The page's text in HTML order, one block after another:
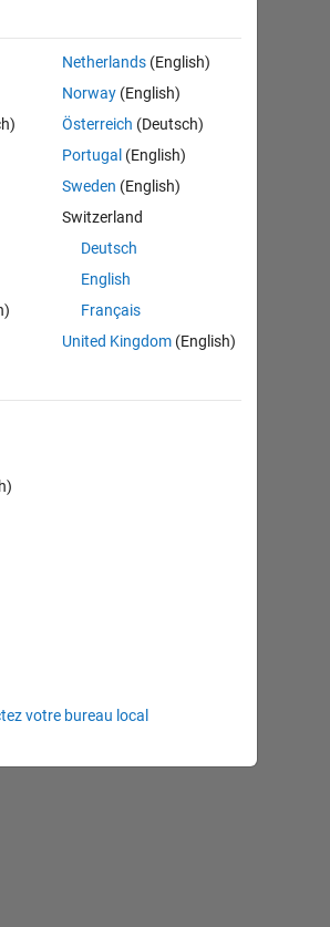
Netherlands(English)
Norway(English)
Österreich (Deutsch)
Portugal (English)
Sweden (English)
Switzerland
Deutsch
English
Français
United Kingdom(English)
votre bureau local